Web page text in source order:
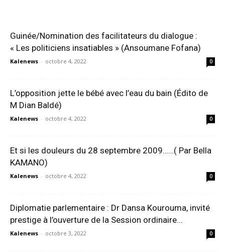
Guinée/Nomination des facilitateurs du dialogue :
« Les politiciens insatiables » (Ansoumane Fofana)
Kalenews - octobre 4, 2022 0
L’opposition jette le bébé avec l’eau du bain (Édito de
M Dian Baldé)
Kalenews - octobre 4, 2022 0
Et si les douleurs du 28 septembre 2009……( Par Bella
KAMANO)
Kalenews - octobre 4, 2022 0
Diplomatie parlementaire : Dr Dansa Kourouma, invité
prestige à l’ouverture de la Session ordinaire...
Kalenews - octobre 3, 2022 0